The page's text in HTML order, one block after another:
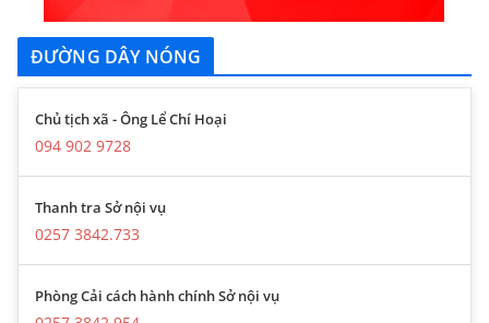
ĐƯỜNG DÂY NÓNG
Chủ tịch xã - Ông Lể Chí Hoại
094 902 9728
Thanh tra Sở nội vụ
0257 3842.733
Phòng Cải cách hành chính Sở nội vụ